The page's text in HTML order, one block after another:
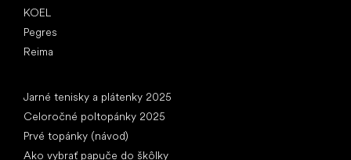
KOEL
Pegres
Reima
Jarné tenisky a plátenky 2025
Celoročné poltopánky 2025
Prvé topánky (návod)
Ako vybrať papuče do škôlky